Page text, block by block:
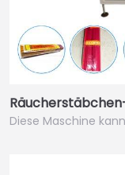
Diese Maschine